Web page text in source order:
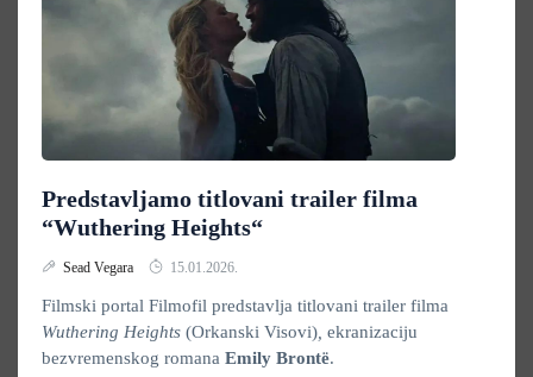
Predstavljamo titlovani trailer filma
“Wuthering Heights“
Sead Vegara 15.01.2026.
Filmski portal Filmofil predstavlja titlovani trailer filma
Wuthering Heights (Orkanski Visovi) ekranizaciju
bezvremenskog romana Emily Brontë.